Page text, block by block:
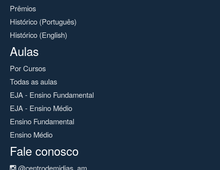
Prêmios
Histórico (Português)
Histórico (English)
Aulas
Por Cursos
Todas as aulas
EJA - Ensino Fundamental
EJA - Ensino Médio
Ensino Fundamental
Ensino Médio
Fale conosco
@centrodemidias_am